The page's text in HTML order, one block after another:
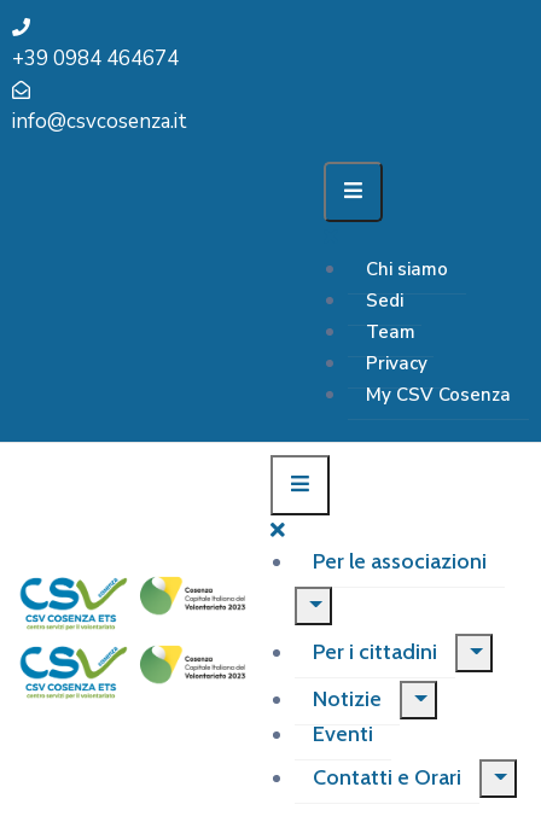
+39 0984 464674
info@csvcosenza.it
Chi siamo
Sedi
Team
Privacy
My CSV Cosenza
Per le associazioni
Per i cittadini
Notizie
Eventi
Contatti e Orari